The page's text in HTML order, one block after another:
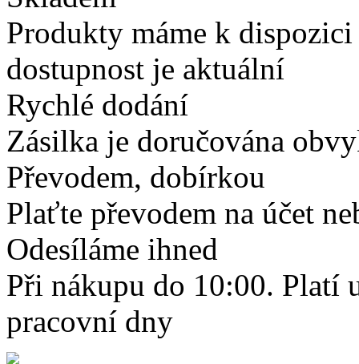
Produkty máme k
dostupnost je aktuální
Rychlé dodání
Zásilka je doručována
Převodem, dobírkou
Plaťte převodem na účet
Odesíláme ihned
Při nákupu do 10:00. Platí
pracovní dny